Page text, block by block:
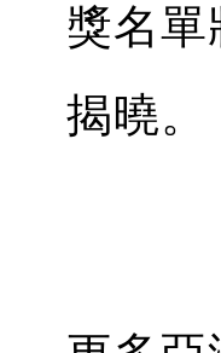
獎名
揭曉。